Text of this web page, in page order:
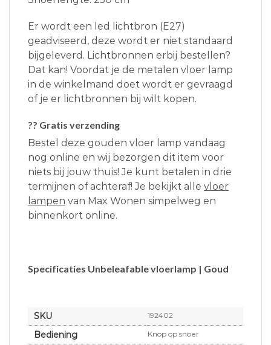
Er wordt een led lichtbron (E27)
geadviseerd, deze wordt er niet standaard
bijgeleverd. Lichtbronnen erbij bestellen?
Dat kan! Voordat je de metalen vloer lamp
in de winkelmand doet wordt er gevraagd
of je er lichtbronnen bij wilt kopen.
?? Gratis verzending
Bestel deze gouden vloer lamp vandaag
nog online en wij bezorgen dit item voor
niets bij jouw thuis! Je kunt betalen in drie
termijnen of achteraf! Je bekijkt alle vloer
lampen van Max Wonen simpelweg en
binnenkort online.
Specificaties Unbeleafable vloerlamp | Goud
SKU 192402
Bediening Knop op snoer